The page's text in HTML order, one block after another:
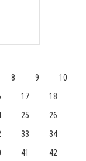
8 9
10
17
18
25
26
33
34
41
42